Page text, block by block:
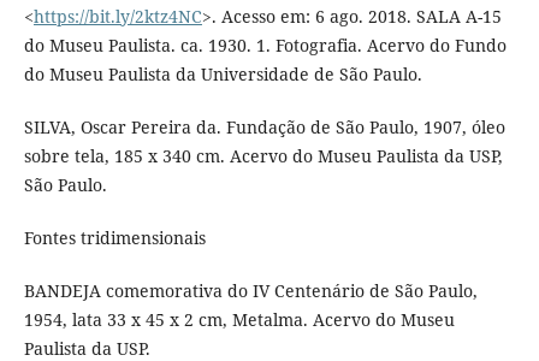
<https://bit.ly/2ktz4NC>. Acesso em: 6 ago. 2018. SALA A-15
do Museu Paulista. ca. 1930. 1. Fotografia. Acervo do Fundo
do Museu Paulista da Universidade de São Paulo.
SILVA, Oscar Pereira da. Fundação de São Paulo, 1907, óleo
sobre tela, 185 x 340 cm. Acervo do Museu Paulista da USP,
São Paulo.
Fontes tridimensionais
BANDEJA comemorativa do IV Centenário de São Paulo,
1954, lata 33 x 45 x 2 cm, Metalma. Acervo do Museu
Paulista da USP.